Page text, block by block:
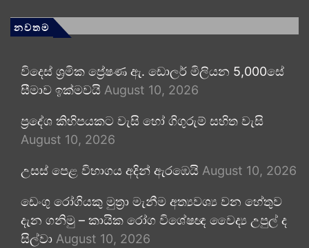
නවතම
විදෙස් ශ්‍රමික ප්‍රේෂණ ඇ. ඩොලර් මිලියන 5,000සේ
සීමාව ඉක්මවයි August 10, 2026
ප්‍රදේශ කිහිපයකට වැසි හෝ ගිගුරුම් සහිත වැසි
August 10, 2026
උසස් පෙළ විභාගය අදින් ඇරඹෙයි August 10, 2026
ඩෙංගු රෝගියකු ⁣මුත්‍රා මැනීම අත්‍යවශ්‍ය වන හේතුව
දැන ගනිමු – කායික රෝග විශේෂඥ වෛද්‍ය උපුල් ද
සිල්වා August 10, 2026